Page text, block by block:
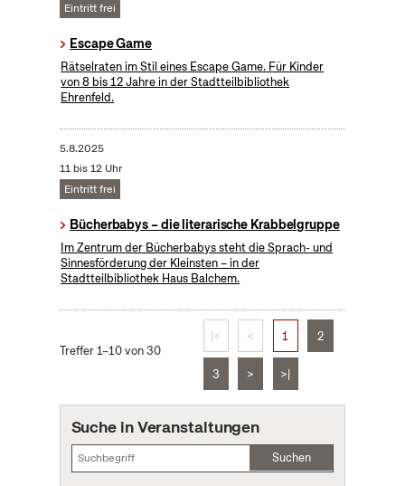
Eintritt frei
Escape Game
Rätselraten im Stil eines Escape Game. Für Kinder
von 8 bis 12 Jahre in der Stadtteilbibliothek
Ehrenfeld.
5.8.2025
11 bis 12 Uhr
Eintritt frei
Bücherbabys – die literarische Krabbelgruppe
Im Zentrum der Bücherbabys steht die Sprach- und
Sinnesförderung der Kleinsten – in der
Stadtteilbibliothek Haus Balchem.
Treffer 1–10 von 30
|< < 1 2
3 > >|
Suche in Veranstaltungen
Suchen